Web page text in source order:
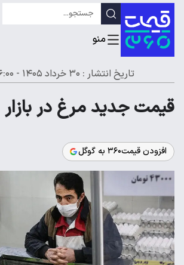
تاریخ انتشار : ۳۰ خرداد ۱۴۰۵ - ۱۶:۰۰
قیمت جدید مرغ در بازار
افزودن قیمت۳۶۰ به گوگل